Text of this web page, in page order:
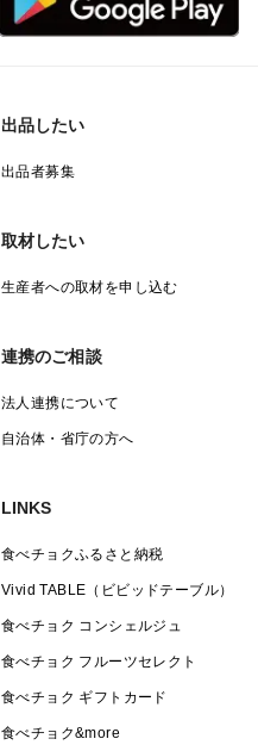
出品したい
出品者募集
取材したい
生産者への取材を申し込む
連携のご相談
法人連携について
自治体・省庁の方へ
LINKS
食べチョクふるさと納税
Vivid TABLE（ビビッドテーブル）
食べチョク コンシェルジュ
食べチョク フルーツセレクト
食べチョク ギフトカード
食べチョク&more